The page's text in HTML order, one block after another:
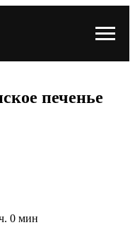
печенье
0 мин